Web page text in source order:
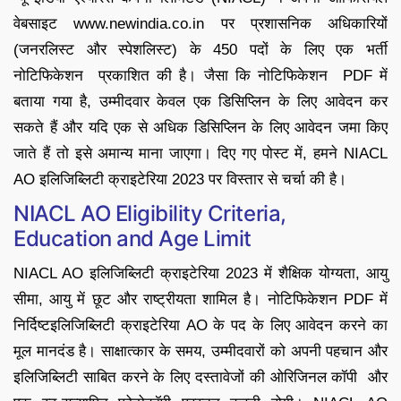
वेबसाइट www.newindia.co.in पर प्रशासनिक अधिकारियों
(जनरलिस्ट और स्पेशलिस्ट) के 450 पदों के लिए एक भर्ती
नोटिफिकेशन प्रकाशित की है। जैसा कि नोटिफिकेशन PDF में
बताया गया है, उम्मीदवार केवल एक डिसिप्लिन के लिए आवेदन कर
सकते हैं और यदि एक से अधिक डिसिप्लिन के लिए आवेदन जमा किए
जाते हैं तो इसे अमान्य माना जाएगा। दिए गए पोस्ट में, हमने NIACL
AO इलिजिब्लिटी क्राइटेरिया 2023 पर विस्तार से चर्चा की है।
NIACL AO Eligibility Criteria,
Education and Age Limit
NIACL AO इलिजिब्लिटी क्राइटेरिया 2023 में शैक्षिक योग्यता, आयु
सीमा, आयु में छूट और राष्ट्रीयता शामिल है। नोटिफिकेशन PDF में
निर्दिष्टइलिजिब्लिटी क्राइटेरिया AO के पद के लिए आवेदन करने का
मूल मानदंड है। साक्षात्कार के समय, उम्मीदवारों को अपनी पहचान और
इलिजिब्लिटी साबित करने के लिए दस्तावेजों की ओरिजिनल कॉपी और